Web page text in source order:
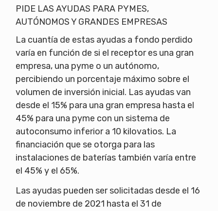
PIDE LAS AYUDAS PARA PYMES,
AUTÓNOMOS Y GRANDES EMPRESAS
La cuantía de estas ayudas a fondo perdido
varía en función de si el receptor es una gran
empresa, una pyme o un autónomo,
percibiendo un porcentaje máximo sobre el
volumen de inversión inicial. Las ayudas van
desde el 15% para una gran empresa hasta el
45% para una pyme con un sistema de
autoconsumo inferior a 10 kilovatios. La
financiación que se otorga para las
instalaciones de baterías también varía entre
el 45% y el 65%.
Las ayudas pueden ser solicitadas desde el 16
de noviembre de 2021 hasta el 31 de